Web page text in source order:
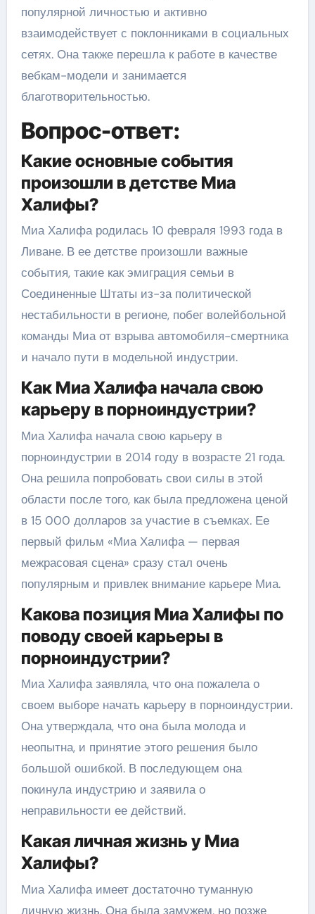
популярной личностью и активно
взаимодействует с поклонниками в социальных
сетях. Она также перешла к работе в качестве
вебкам-модели и занимается
благотворительностью.
Вопрос-ответ:
Какие основные события
произошли в детстве Миа
Халифы?
Миа Халифа родилась 10 февраля 1993 года в
Ливане. В ее детстве произошли важные
события, такие как эмиграция семьи в
Соединенные Штаты из-за политической
нестабильности в регионе, побег волейбольной
команды Миа от взрыва автомобиля-смертника
и начало пути в модельной индустрии.
Как Миа Халифа начала свою
карьеру в порноиндустрии?
Миа Халифа начала свою карьеру в
порноиндустрии в 2014 году в возрасте 21 года.
Она решила попробовать свои силы в этой
области после того, как была предложена ценой
в 15 000 долларов за участие в съемках. Ее
первый фильм «Миа Халифа — первая
межрасовая сцена» сразу стал очень
популярным и привлек внимание карьере Миа.
Какова позиция Миа Халифы по
поводу своей карьеры в
порноиндустрии?
Миа Халифа заявляла, что она пожалела о
своем выборе начать карьеру в порноиндустрии.
Она утверждала, что она была молода и
неопытна, и принятие этого решения было
большой ошибкой. В последующем она
покинула индустрию и заявила о
неправильности ее действий.
Какая личная жизнь у Миа
Халифы?
Миа Халифа имеет достаточно туманную
личную жизнь. Она была замужем, но позже